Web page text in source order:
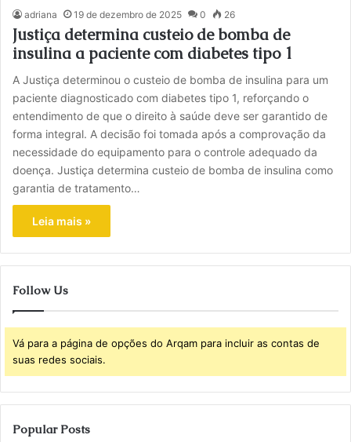
adriana 19 de dezembro de 2025 0 26
Justiça determina custeio de bomba de
insulina a paciente com diabetes tipo 1
A Justiça determinou o custeio de bomba de insulina para um
paciente diagnosticado com diabetes tipo 1, reforçando o
entendimento de que o direito à saúde deve ser garantido de
forma integral. A decisão foi tomada após a comprovação da
necessidade do equipamento para o controle adequado da
doença. Justiça determina custeio de bomba de insulina como
garantia de tratamento…
Leia mais »
Follow Us
Vá para a página de opções do Arqam para incluir as contas de
suas redes sociais.
Popular Posts